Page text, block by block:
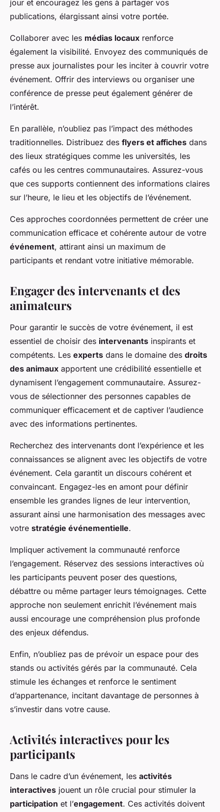
jour et encouragez les gens à partager vos
publications, élargissant ainsi votre portée.
Collaborer avec les médias locaux renforce
également la visibilité. Envoyez des communiqués de
presse aux journalistes pour les inciter à couvrir votre
événement. Offrir des interviews ou organiser une
conférence de presse peut également générer de
l’intérêt.
En parallèle, n’oubliez pas l’impact des méthodes
traditionnelles. Distribuez des flyers et affiches dans
des lieux stratégiques comme les universités, les
cafés ou les centres communautaires. Assurez-vous
que ces supports contiennent des informations claires
sur l’heure, le lieu et les objectifs de l’événement.
Ces approches coordonnées permettent de créer une
communication efficace et cohérente autour de votre
événement, attirant ainsi un maximum de
participants et rendant votre initiative mémorable.
Engager des intervenants et des
animateurs
Pour garantir le succès de votre événement, il est
essentiel de choisir des intervenants inspirants et
compétents. Les experts dans le domaine des droits
des animaux apportent une crédibilité essentielle et
dynamisent l’engagement communautaire. Assurez-
vous de sélectionner des personnes capables de
communiquer efficacement et de captiver l’audience
avec des informations pertinentes.
Recherchez des intervenants dont l’expérience et les
connaissances se alignent avec les objectifs de votre
événement. Cela garantit un discours cohérent et
convaincant. Engagez-les en amont pour définir
ensemble les grandes lignes de leur intervention,
assurant ainsi une harmonisation des messages avec
votre stratégie événementielle.
Impliquer activement la communauté renforce
l’engagement. Réservez des sessions interactives où
les participants peuvent poser des questions,
débattre ou même partager leurs témoignages. Cette
approche non seulement enrichit l’événement mais
aussi encourage une compréhension plus profonde
des enjeux défendus.
Enfin, n’oubliez pas de prévoir un espace pour des
stands ou activités gérés par la communauté. Cela
stimule les échanges et renforce le sentiment
d’appartenance, incitant davantage de personnes à
s’investir dans votre cause.
Activités interactives pour les
participants
Dans le cadre d’un événement, les activités
interactives jouent un rôle crucial pour stimuler la
participation et l’engagement. Ces activités doivent